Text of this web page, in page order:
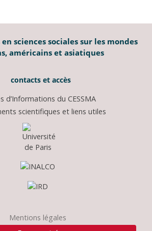
sciences sociales sur les mondes
américains et asiatiques
contacts et accès
d’Informations du CESSMA
scientifiques et liens utiles
Mentions légales